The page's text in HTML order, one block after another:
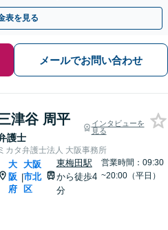
【初回相談無料】
表を見る
メールでお問い合わせ
津谷 周平
護士
インタビューを
見る
ミカタ弁護士法人 大阪事務所
大
阪
府
|
大阪
市北
区
東梅田駅
から徒歩4
分
営業時間：09:30
~20:00（平日）